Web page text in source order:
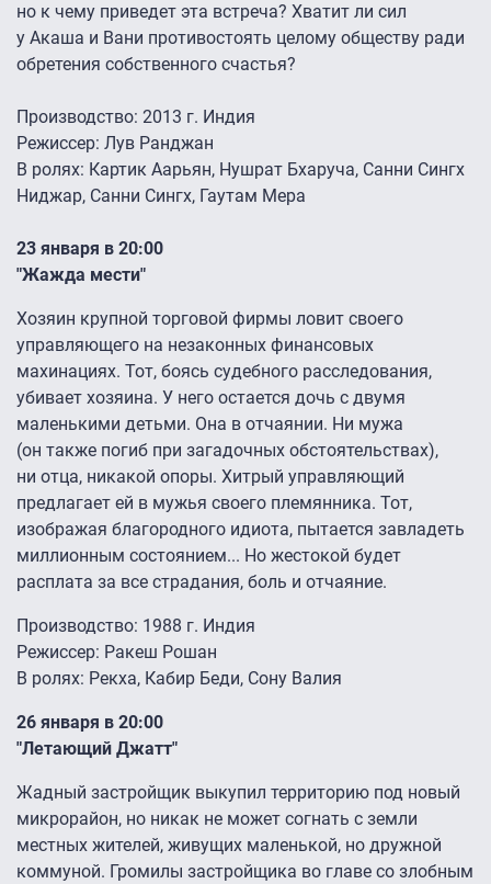
но к чему приведет эта встреча? Хватит ли сил
у Акаша и Вани противостоять целому обществу ради
обретения собственного счастья?
Производство: 2013 г. Индия
Режиссер: Лув Ранджан
В ролях: Картик Аарьян, Нушрат Бхаруча, Санни Сингх
Ниджар, Санни Сингх, Гаутам Мера
23 января в 20:00
"Жажда мести"
Хозяин крупной торговой фирмы ловит своего
управляющего на незаконных финансовых
махинациях. Тот, боясь судебного расследования,
убивает хозяина. У него остается дочь с двумя
маленькими детьми. Она в отчаянии. Ни мужа
(он также погиб при загадочных обстоятельствах),
ни отца, никакой опоры. Хитрый управляющий
предлагает ей в мужья своего племянника. Тот,
изображая благородного идиота, пытается завладеть
миллионным состоянием... Но жестокой будет
расплата за все страдания, боль и отчаяние.
Производство: 1988 г. Индия
Режиссер: Ракеш Рошан
В ролях: Рекха, Кабир Беди, Сону Валия
26 января в 20:00
"Летающий Джатт"
Жадный застройщик выкупил территорию под новый
микрорайон, но никак не может согнать с земли
местных жителей, живущих маленькой, но дружной
коммуной. Громилы застройщика во главе со злобным